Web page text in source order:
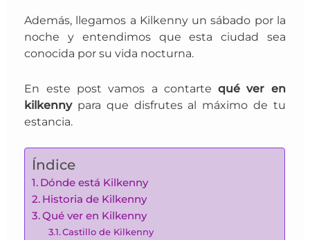
Además, llegamos a Kilkenny un sábado por la
noche y entendimos que esta ciudad sea
conocida por su vida nocturna.
En este post vamos a contartequé ver en
kilkennypara que disfrutes al máximo de tu
estancia.
Índice
Dónde está Kilkenny
Historia de Kilkenny
Qué ver en Kilkenny
Castillo de Kilkenny